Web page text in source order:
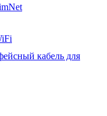
кабель для